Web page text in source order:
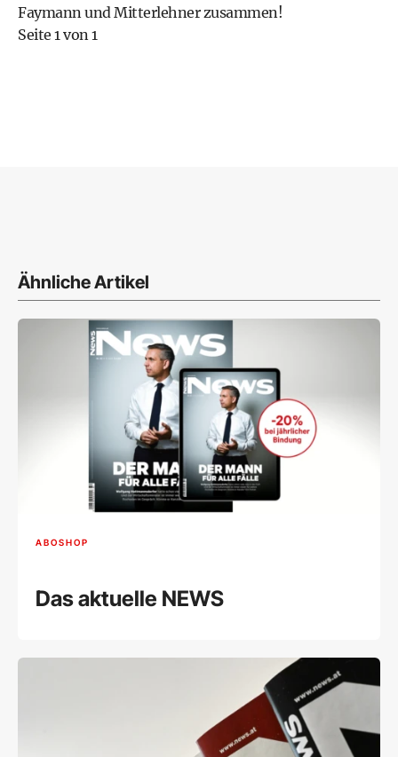
Faymann und Mitterlehner zusammen!
Seite 1 von 1
Ähnliche Artikel
ABOSHOP
Das aktuelle NEWS